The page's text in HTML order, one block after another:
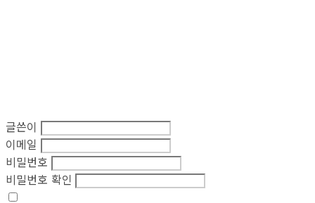
글쓴이
이메일
비밀번호
비밀번호 확인